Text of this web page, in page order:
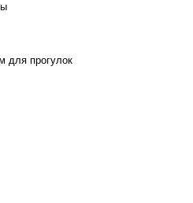
для прогулок